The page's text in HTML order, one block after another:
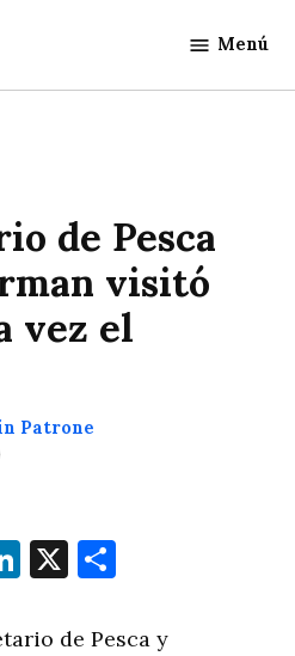
Noticias
Menú
de Pesca
visitó
vez el
Patrone
LinkedIn
X
de Pesca y